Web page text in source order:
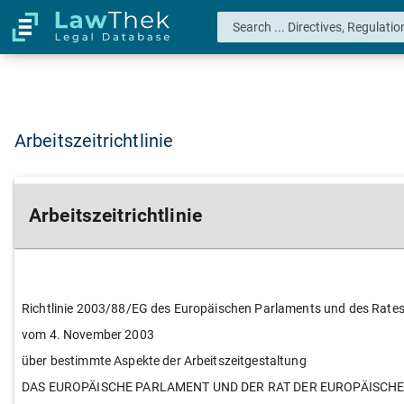
Arbeitszeitrichtlinie
Arbeitszeitrichtlinie
Richtlinie 2003/88/EG des Europäischen Parlaments und des Rates
vom 4. November 2003
über bestimmte Aspekte der Arbeitszeitgestaltung
DAS EUROPÄISCHE PARLAMENT UND DER RAT DER